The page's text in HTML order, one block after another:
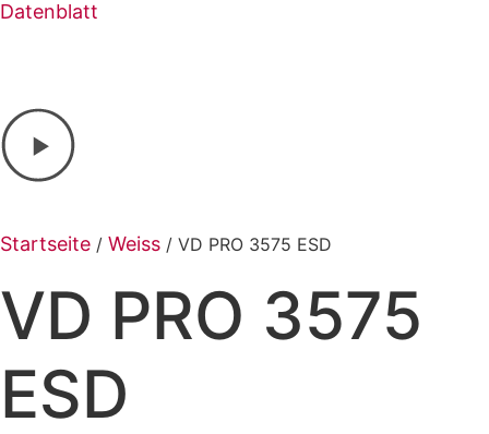
Datenblatt
Startseite / Weiss / VD PRO 3575 ESD
VD PRO 3575
ESD